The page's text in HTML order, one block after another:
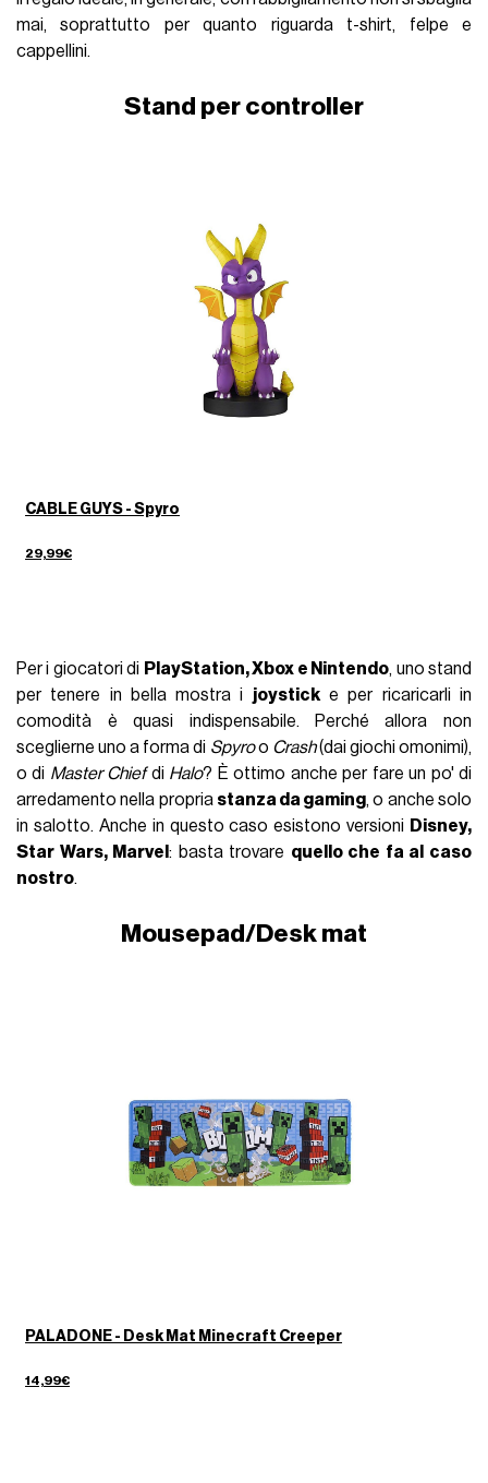
mai, soprattutto per quanto riguarda t-shirt, felpe e
cappellini.
Stand per controller
CABLE GUYS - Spyro
29,99€
Per i giocatori di PlayStation, Xbox e Nintendo, uno stand
per tenere in bella mostra i joysticke per ricaricarli in
comodità è quasi indispensabile. Perché allora non
sceglierne uno a forma di Spyroo Crash(dai giochi omonimi),
o di Master Chiefdi Halo? È ottimo anche per fare un po' di
arredamento nella propria stanza da gaming, o anche solo
in salotto. Anche in questo caso esistono versioni Disney,
Star Wars, Marvel: basta trovare quello che fa al caso
nostro.
Mousepad/Desk mat
PALADONE - Desk Mat Minecraft Creeper
14,99€